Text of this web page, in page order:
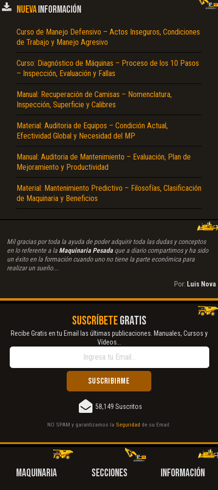
NUEVAINFORMACIÓN
Curso de Manejo Defensivo – Actos Inseguros, Condiciones
de Trabajo y Manejo Agresivo
Curso: Diagnóstico de Máquinas – Proceso de los 10 Pasos
– Inspección, Evaluación y Fallas
Manual: Recuperación de Camisas – Nomenclatura,
Inspección, Superficie y Calibres
Material: Auditoria de Equipos – Condición Actual,
Efectividad Global y Necesidad del MP
Manual: Auditoria de Mantenimiento – Evaluación, Plan de
Mejoramiento y Productividad
Material: Mantenimiento Predictivo – Filosofías, Clasificación
de Maquinaria y Beneficios
Mil gracias por toda la ayuda de poder adquirir toda las dudas y conceptos
en lo referente a la Maquinaria Pesadaque a diario compartimos y ha sido
un éxito en la formación cuando uno no tiene la parte económica para
realizar un sueño...
Por: Luis Nova
SUSCRÍBETEGRATIS
Recibe Gratis en tu Email las últimas publicaciones. Manuales, Cursos y
Vídeos...
58,149 Suscritos
NO SPAM y garantizamos la Seguridad de su Email.
MAQUINARIA
SECCIONES
INFORMACIÓN